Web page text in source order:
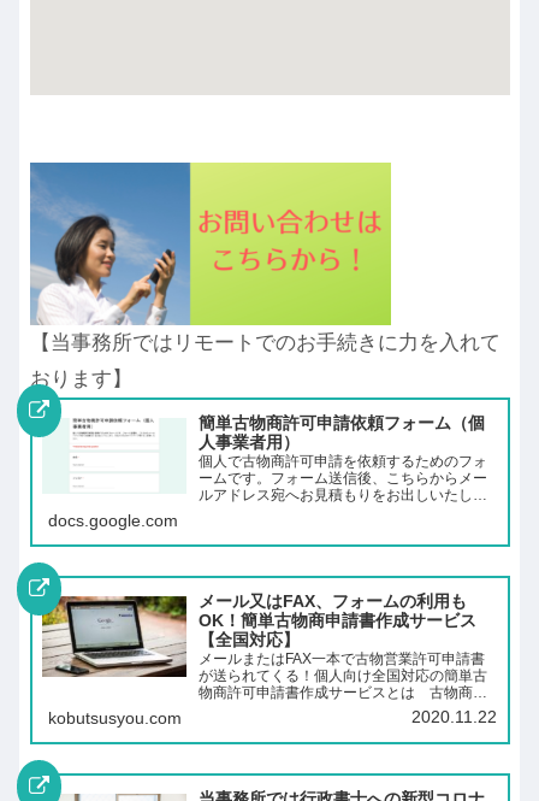
【当事務所ではリモートでのお手続きに力を入れて
おります】
簡単古物商許可申請依頼フォーム（個
人事業者用）
個人で古物商許可申請を依頼するためのフォ
ームです。フォーム送信後、こちらからメー
ルアドレス宛へお見積もりをお出しいたしま
docs.google.com
メール又はFAX、フォームの利用も
OK！簡単古物商申請書作成サービス
【全国対応】
メールまたはFAX一本で古物営業許可申請書
が送られてくる！個人向け全国対応の簡単古
物商許可申請書作成サービスとは 古物商を
行うためには「古物営業許可」というものが
必要です。この許可は、営業所の所在地を管
轄する警察署の古物商担当課へ作成した申…
kobutsusyou.com 2020.11.22